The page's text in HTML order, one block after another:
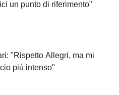
un punto di riferimento"
"Rispetto Allegri, ma mi
più intenso"